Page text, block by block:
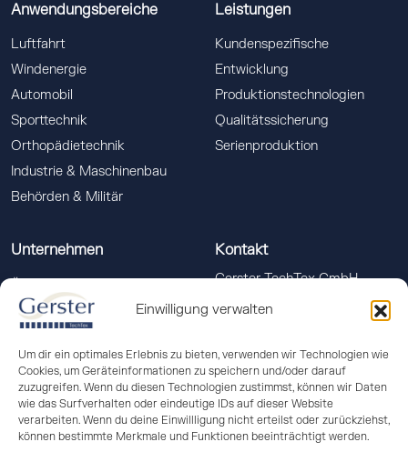
Einwilligung verwalten
Um dir ein optimales Erlebnis zu bieten, verwenden wir Technologien wie
Cookies, um Geräteinformationen zu speichern und/oder darauf
zuzugreifen. Wenn du diesen Technologien zustimmst, können wir Daten
wie das Surfverhalten oder eindeutige IDs auf dieser Website
verarbeiten. Wenn du deine Einwillligung nicht erteilst oder zurückziehst,
können bestimmte Merkmale und Funktionen beeinträchtigt werden.
Anwendungsbereiche
Luftfahrt
Windenergie
Automobil
Sporttechnik
Orthopädietechnik
Industrie & Maschinenbau
Behörden & Militär
Leistungen
Kundenspezifische
Entwicklung
Produktionstechnologien
Qualitätssicherung
Serienproduktion
Unternehmen
Qualitätsmanagement
News
Kontakt
Gerster TechTex GmbH
Memminger Str. 18
info(at)gerster-techtex.com
+49 (0)7351 586-555